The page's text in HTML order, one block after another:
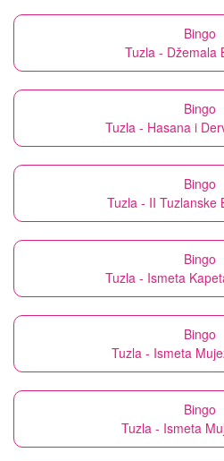
Bingo
Tuzla - Džemala
Bingo
Tuzla - Hasana i
Bingo
Tuzla - II Tuzlanske
Bingo
Tuzla - Ismeta
Bingo
Tuzla - Ismeta
Bingo
Tuzla - Ismeta